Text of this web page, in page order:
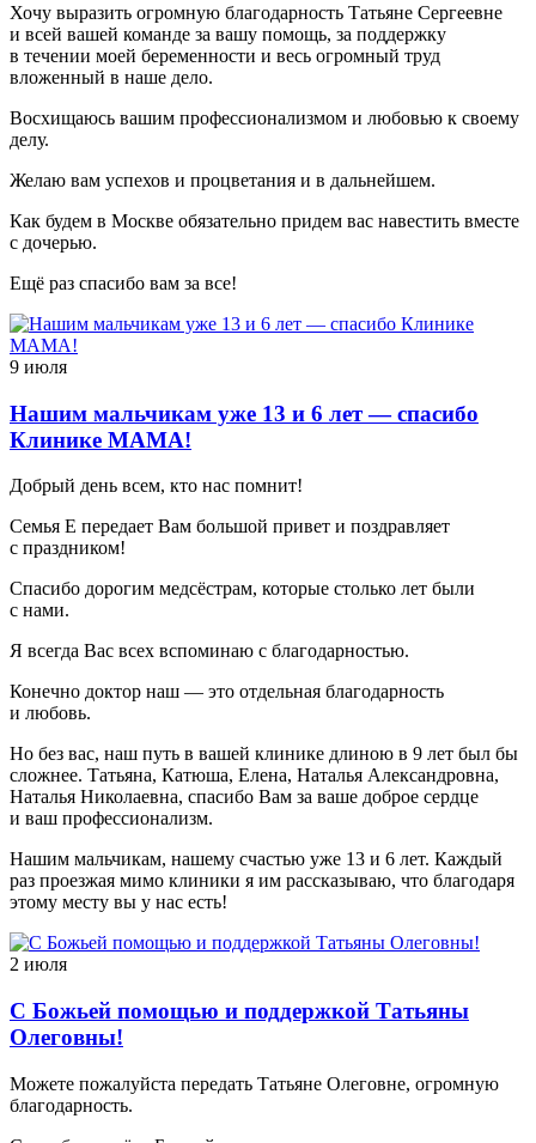
Хочу выразить огромную благодарность Татьяне Сергеевне
и всей вашей команде за вашу помощь, за поддержку
в течении моей беременности и весь огромный труд
вложенный в наше дело.
Восхищаюсь вашим профессионализмом и любовью к своему
делу.
Желаю вам успехов и процветания и в дальнейшем.
Как будем в Москве обязательно придем вас навестить вместе
с дочерью.
Ещё раз спасибо вам за все!
9 июля
Нашим мальчикам уже 13 и 6 лет — спасибо
Клинике МАМА!
Добрый день всем, кто нас помнит!
Семья Е передает Вам большой привет и поздравляет
с праздником!
Спасибо дорогим медсёстрам, которые столько лет были
с нами.
Я всегда Вас всех вспоминаю с благодарностью.
Конечно доктор наш — это отдельная благодарность
и любовь.
Но без вас, наш путь в вашей клинике длиною в 9 лет был бы
сложнее. Татьяна, Катюша, Елена, Наталья Александровна,
Наталья Николаевна, спасибо Вам за ваше доброе сердце
и ваш профессионализм.
Нашим мальчикам, нашему счастью уже 13 и 6 лет. Каждый
раз проезжая мимо клиники я им рассказываю, что благодаря
этому месту вы у нас есть!
2 июля
С Божьей помощью и поддержкой Татьяны
Олеговны!
Можете пожалуйста передать Татьяне Олеговне, огромную
благодарность.